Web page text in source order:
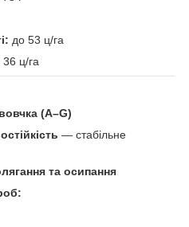
до 53 ц/га
36 ц/га
(A–G)
— стабільне
та осипання